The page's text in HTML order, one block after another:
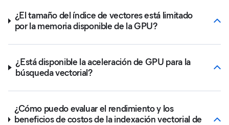
¿El tamaño del índice de vectores está limitado
por la memoria disponible de la GPU?
¿Está disponible la aceleración de GPU para la
búsqueda vectorial?
¿Cómo puedo evaluar el rendimiento y los
beneficios de costos de la indexación vectorial de